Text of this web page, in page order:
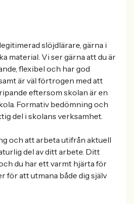
slöjdlärare, gärna i
material. Vi ser gärna att du är
flexibel och har god
är väl förtrogen med att
eftersom skolan är en
Formativ bedömning och
del i skolans verksamhet.
och att arbeta utifrån aktuell
del av ditt arbete. Ditt
du har ett varmt hjärta för
för att utmana både dig själv